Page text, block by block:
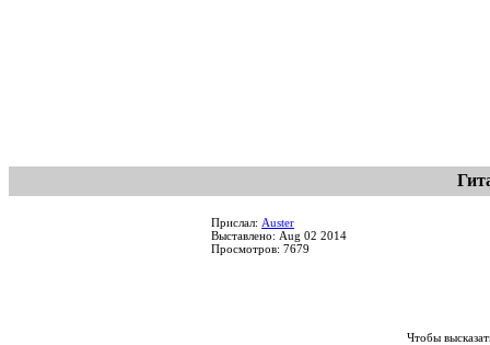
Прислал: Auster
Выставлено: Aug 02 2014
Просмотров: 7679
Чтобы